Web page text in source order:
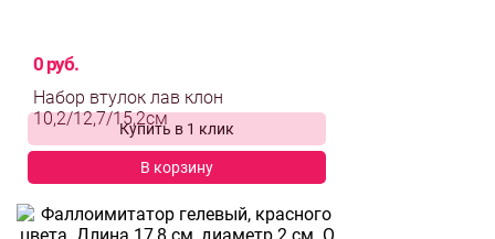
0 руб.
Купить в 1 клик
В корзину
выбрать и сравнить